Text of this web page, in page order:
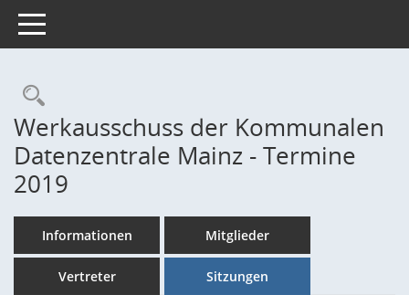
Toggle navigation
Rechercheauswahl
Werkausschuss der Kommunalen
Datenzentrale Mainz - Termine
2019
Informationen Mitglieder
Vertreter Sitzungen